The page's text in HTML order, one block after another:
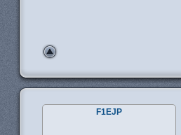
F1EJP